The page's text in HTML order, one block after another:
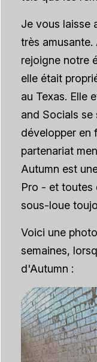
Je vous laisse
très
rejoigne notre
elle était
au Texas. Elle
and Socials se
développer en
partenariat
Autumn est
Pro - et toutes
sous-loue
Voici une
semaines,
d'Autumn :